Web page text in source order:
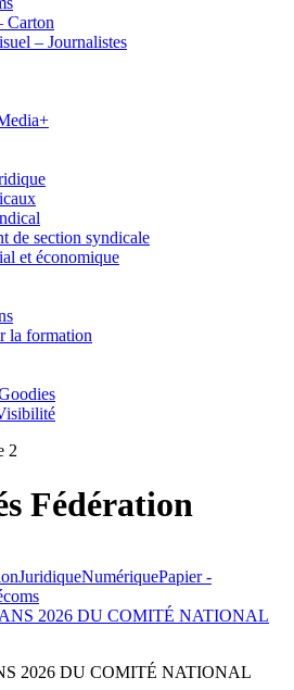
Carton
– Journalistes
de section syndicale
et économique
la formation
2
Fédération
JuridiqueNumériquePapier -
2026 DU COMITÉ NATIONAL